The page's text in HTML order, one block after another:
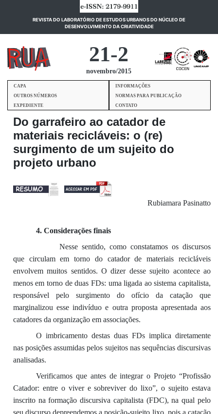
REVISTA DO LABORATÓRIO DE ESTUDOS URBANOS DO NÚCLEO DE
DESENVOLVIMENTO DA CRIATIVIDADE(current)
21-2
novembro/2015
CAPA
INFORMAÇÕES
OUTROS NÚMEROS
NORMAS PARA PUBLICAÇÃO
EXPEDIENTE
CONTATO
Do garrafeiro ao catador de
materiais recicláveis: o (re)
surgimento de um sujeito do
projeto urbano
Rubiamara Pasinatto
4. Considerações finais
Nesse sentido, como constatamos os discursos
que circulam em torno do catador de materiais recicláveis
envolvem muitos sentidos.O dizer desse sujeito acontece ao
menos em torno deduas FDs: umaligada ao sistema capitalista,
responsável pelo surgimento do ofício da catação que
marginalizou esse indivíduo e outra proposta apresentada aos
catadores da organização em associações.
O imbricamentodestas duas FDs implica diretamente
nas posições assumidas pelos sujeitosnas sequências discursivas
analisadas.
Verificamos que antes de integrar o Projeto “Profissão
Catador: entre o viver e sobreviver do lixo”, o sujeito estava
inscrito na formação discursiva capitalista (FDC), na qual pelo
seu discurso depreendemos a posição-sujeito lixo, pois a catação